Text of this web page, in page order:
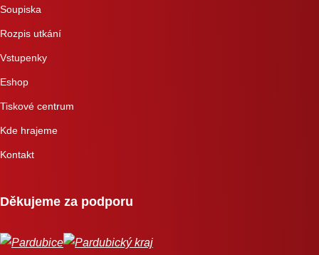
Soupiska
Rozpis utkání
Vstupenky
Eshop
Tiskové centrum
Kde hrajeme
Kontakt
Děkujeme za podporu